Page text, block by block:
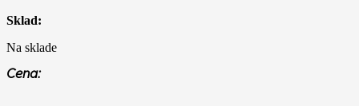
Sklad:
Na sklade
Cena: